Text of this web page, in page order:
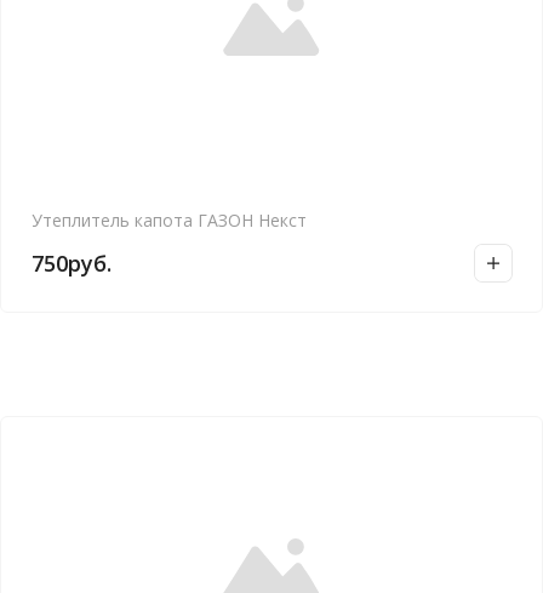
Утеплитель капота ГАЗОН Некст
750руб.